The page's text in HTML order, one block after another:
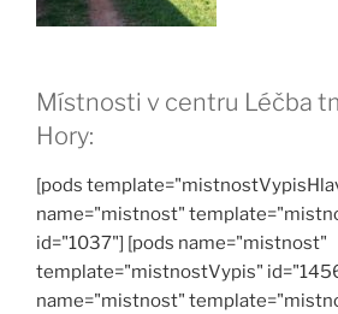
Místnosti v centru Léčba
Hory:
[pods
name="mistnost"
id="1037"] [pods name="mistnost"
template="mistnostVypis"
name="mistnost"